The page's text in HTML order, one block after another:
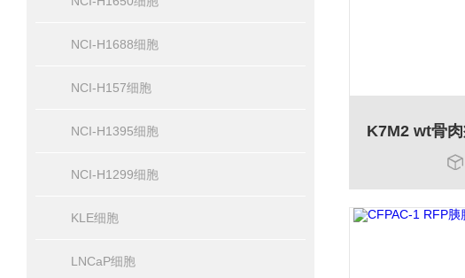
NCI-H1688细胞
NCI-H157细胞
NCI-H1395细胞
NCI-H1299细胞
KLE细胞
LNCaP细胞